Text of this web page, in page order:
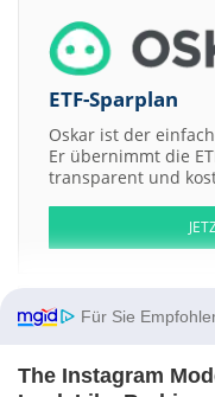
ETF-Sparplan
Oskar ist der
Er übernimmt die
transparent und
Aktien ATX DAX
Für Sie
The Instagram